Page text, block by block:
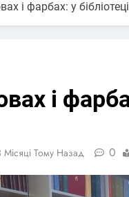
і фарбах: у
і
Місяці Тому Назад 0